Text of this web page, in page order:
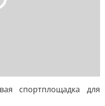
спортплощадка для